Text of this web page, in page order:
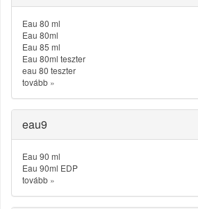
Eau 80 ml
Eau 80ml
Eau 85 ml
Eau 80ml teszter
eau 80 teszter
tovább »
eau9
Eau 90 ml
Eau 90ml EDP
tovább »